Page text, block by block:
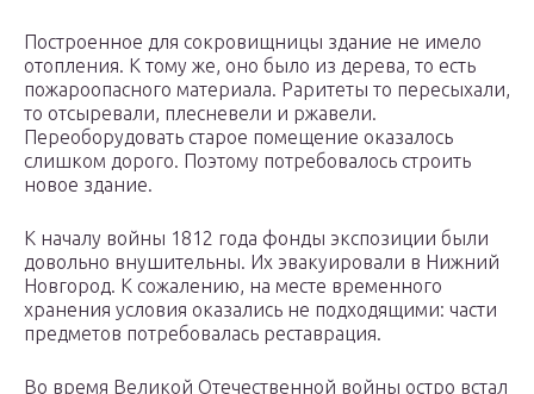
Построенное для сокровищницы здание не имело
отопления. К тому же, оно было из дерева, то есть
пожароопасного материала. Раритеты то пересыхали,
то отсыревали, плесневели и ржавели.
Переоборудовать старое помещение оказалось
слишком дорого. Поэтому потребовалось строить
новое здание.
К началу войны 1812 года фонды экспозиции были
довольно внушительны. Их эвакуировали в Нижний
Новгород. К сожалению, на месте временного
хранения условия оказались не подходящими: части
предметов потребовалась реставрация.
Во время Великой Отечественной войны остро встал